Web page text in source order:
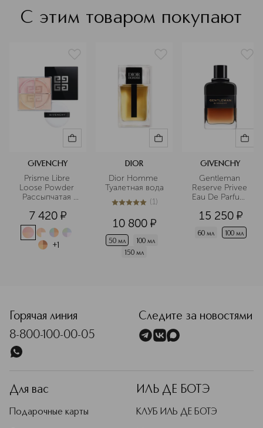
С этим товаром покупают
GIVENCHY
Prisme Libre
Loose Powder
Рассыпчатая
7 420 ¤
+1
DIOR
Dior Homme
Туалетная вода
5из 51 (1)
10 800 ¤
50 мл
100 мл
150 мл
GIVENCHY
Gentleman
Reserve Privee
Eau De Parfum
вода
15 250 ¤
60 мл 100 мл
Горячая линия
8-800-100-00-05
Следите за новостями
Для вас
Подарочные карты
ИЛЬ ДЕ БОТЭ
КЛУБ ИЛЬ ДЕ БОТЭ